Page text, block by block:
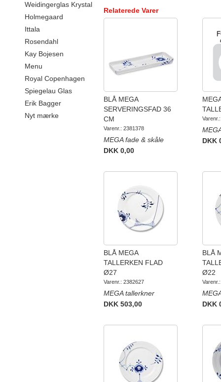
Weidingerglas Krystal
Holmegaard
Ittala
Rosendahl
Kay Bojesen
Menu
Royal Copenhagen
Spiegelau Glas
Erik Bagger
Nyt mærke
Relaterede Varer
BLÅ MEGA
SERVERINGSFAD 36
CM
Varenr.: 2381378
MEGA fade & skåle
DKK 0,00
DKK
BLÅ MEGA
TALLERKEN FLAD
Ø27
Varenr.: 2382627
MEGA tallerkner
DKK 503,00
BLÅ
Ø22
DKK